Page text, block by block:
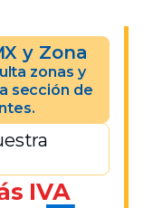
y Zona
zonas y
sección de
IVA